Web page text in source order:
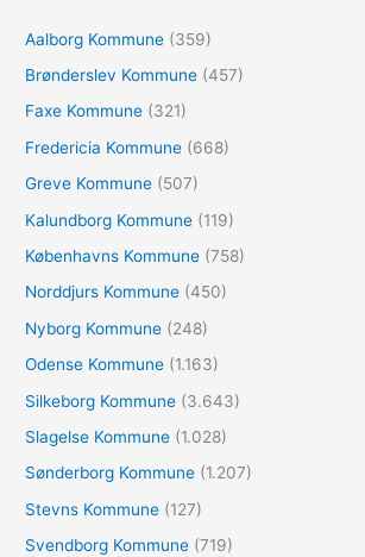
t
e
r
Aalborg Kommune (359)
Brønderslev Kommune (457)
Faxe Kommune (321)
Fredericia Kommune (668)
Greve Kommune (507)
Kalundborg Kommune (119)
Københavns Kommune (758)
Norddjurs Kommune (450)
Nyborg Kommune (248)
Odense Kommune (1.163)
Silkeborg Kommune (3.643)
Slagelse Kommune (1.028)
Sønderborg Kommune (1.207)
Stevns Kommune (127)
Svendborg Kommune (719)